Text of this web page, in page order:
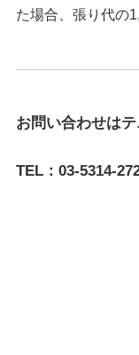
た場合、張り代の
お問い合わせは
TEL：03-5314-